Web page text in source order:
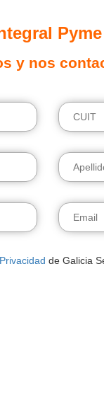
y nos
de Galicia